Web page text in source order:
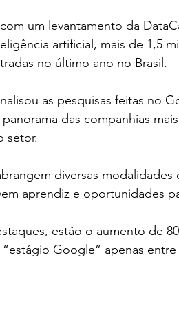
um levantamento da
artificial, mais de 1,5
no último ano no Brasil.
as pesquisas feitas no
das companhias
setor.
diversas
aprendiz e oportunidades
estão o aumento de
“estágio Google” apenas